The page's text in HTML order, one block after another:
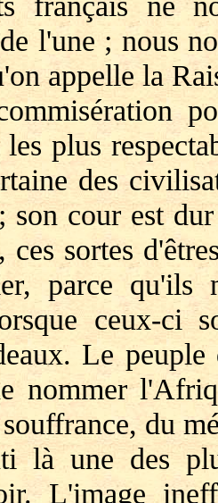
l'une ; nous
appelle la
les plus
des
son cour est
ces sortes
parce qu'ils
ceux-ci
Le
nommer
du
là une des
L'image